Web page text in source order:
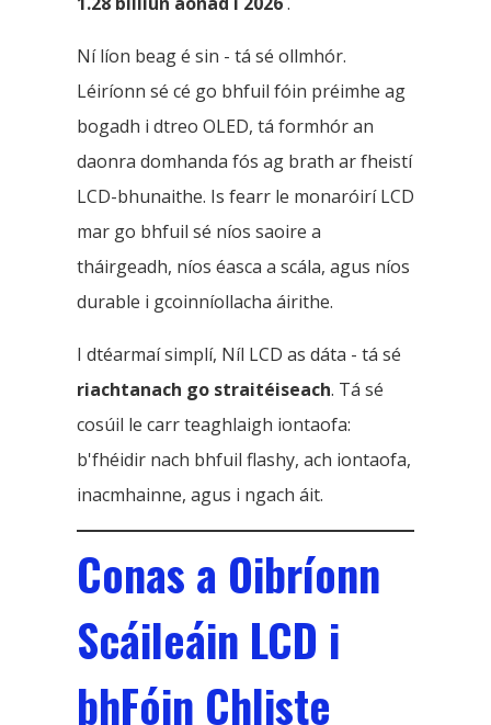
Ní líon beag é sin - tá sé ollmhór.
Léiríonn sé cé go bhfuil fóin préimhe ag
bogadh i dtreo OLED, tá formhór an
daonra domhanda fós ag brath ar fheistí
LCD-bhunaithe. Is fearr le monaróirí LCD
mar go bhfuil sé níos saoire a
tháirgeadh, níos éasca a scála, agus níos
durable i gcoinníollacha áirithe.
I dtéarmaí simplí, Níl LCD as dáta - tá sé
riachtanach go straitéiseach. Tá sé
cosúil le carr teaghlaigh iontaofa:
b'fhéidir nach bhfuil flashy, ach iontaofa,
inacmhainne, agus i ngach áit.
Conas a Oibríonn
Scáileáin LCD i
bhFóin Chliste